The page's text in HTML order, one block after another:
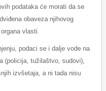
podataka će morati da se
obaveza njihovog
vlasti.
podaci se i dalje vode na
(policija, tužilaštvo, sudovi),
izvšetaja, a ni tada nisu